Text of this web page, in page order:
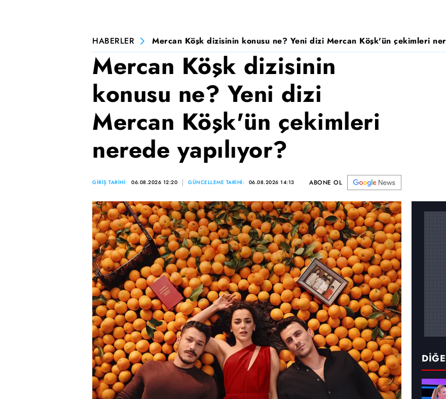
HABERLER Mercan Köşk dizisinin konusu ne? Yeni dizi Mercan Köşk'ün çekimleri
Mercan Köşk dizisinin
konusu ne? Yeni dizi
Mercan Köşk'ün çekimleri
nerede yapılıyor?
GİRİŞ TARİHİ: 06.08.2026 12:20 GÜNCELLEME TARİHİ: 06.08.2026 14:13 ABONE OL